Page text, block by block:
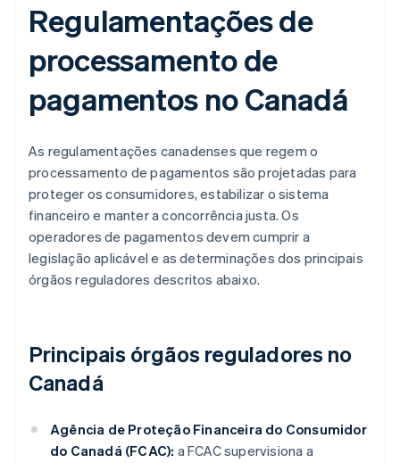
Regulamentações de
processamento de
pagamentos no Canadá
As regulamentações canadenses que regem o
processamento de pagamentos são projetadas para
proteger os consumidores, estabilizar o sistema
financeiro e manter a concorrência justa. Os
operadores de pagamentos devem cumprir a
legislação aplicável e as determinações dos principais
órgãos reguladores descritos abaixo.
Principais órgãos reguladores no
Canadá
Agência de Proteção Financeira do Consumidor
do Canadá (FCAC): a FCAC supervisiona a